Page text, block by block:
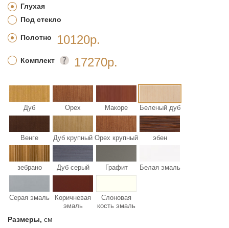
Глухая
Под стекло
Полотно 10120р.
Комплект 17270р.
Дуб Орех Макоре Беленый дуб
Венге Дуб крупный Орех крупный эбен
зебрано Дуб серый Графит Белая эмаль
Серая эмаль
Коричневая
эмаль
Слоновая
кость эмаль
Размеры, см